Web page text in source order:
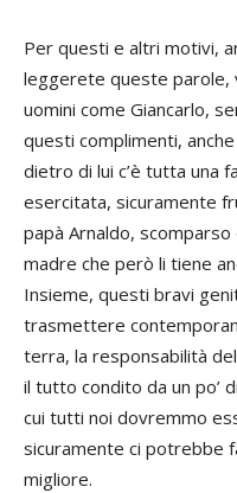
Per questi e altri motivi,
leggerete queste parole,
uomini come Giancarlo,
questi complimenti,
dietro di lui c’è tutta una
esercitata, sicuramente
papà Arnaldo, scomparso
madre che però li tiene
Insieme, questi bravi
trasmettere
terra, la responsabilità
il tutto condito da un po’
cui tutti noi dovremmo
sicuramente ci potrebbe
migliore.